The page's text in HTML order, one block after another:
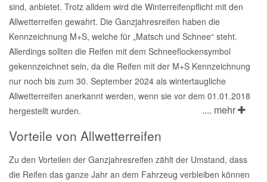
sind, anbietet. Trotz alldem wird die Winterreifenpflicht mit den
Allwetterreifen gewahrt. Die Ganzjahresreifen haben die
Kennzeichnung M+S, welche für „Matsch und Schnee“ steht.
Allerdings sollten die Reifen mit dem Schneeflockensymbol
gekennzeichnet sein, da die Reifen mit der M+S Kennzeichnung
nur noch bis zum 30. September 2024 als wintertaugliche
Allwetterreifen anerkannt werden, wenn sie vor dem 01.01.2018
hergestellt wurden.
.... mehr
Vorteile von Allwetterreifen
Zu den Vorteilen der Ganzjahresreifen zählt der Umstand, dass
die Reifen das ganze Jahr an dem Fahrzeug verbleiben können